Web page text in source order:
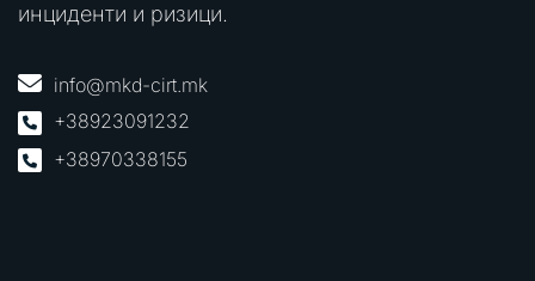
инциденти и ризици.
info@mkd-cirt.mk
+38923091232
+38970338155